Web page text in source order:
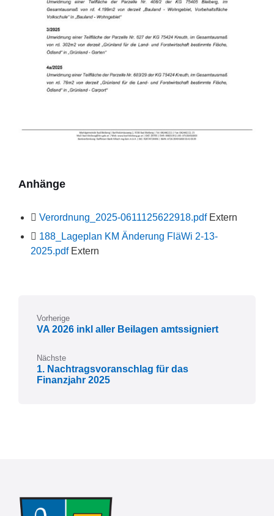
Anhänge
Verordnung_2025-0611125622918.pdf File
extension:
Extern
188_Lageplan KM Änderung FläWi 2-13-
2025.pdf File
Extern
Vorherige
VA 2026 inkl aller Beilagen amtssigniert
Nächste
1. Nachtragsvoranschlag für das
Finanzjahr 2025